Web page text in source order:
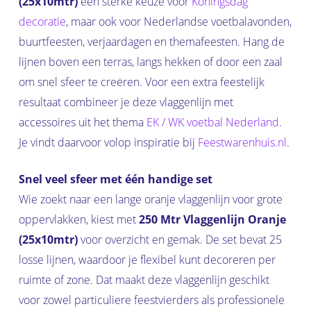
decoratie, maar ook voor Nederlandse voetbalavonden,
buurtfeesten, verjaardagen en themafeesten. Hang de
lijnen boven een terras, langs hekken of door een zaal
om snel sfeer te creëren. Voor een extra feestelijk
resultaat combineer je deze vlaggenlijn met
accessoires uit het thema EK / WK voetbal Nederland.
Je vindt daarvoor volop inspiratie bij Feestwarenhuis.nl.
Snel veel sfeer met één handige set
Wie zoekt naar een lange oranje vlaggenlijn voor grote
oppervlakken, kiest met250 Mtr Vlaggenlijn Oranje
(25x10mtr)voor overzicht en gemak. De set bevat 25
losse lijnen, waardoor je flexibel kunt decoreren per
ruimte of zone. Dat maakt deze vlaggenlijn geschikt
voor zowel particuliere feestvierders als professionele